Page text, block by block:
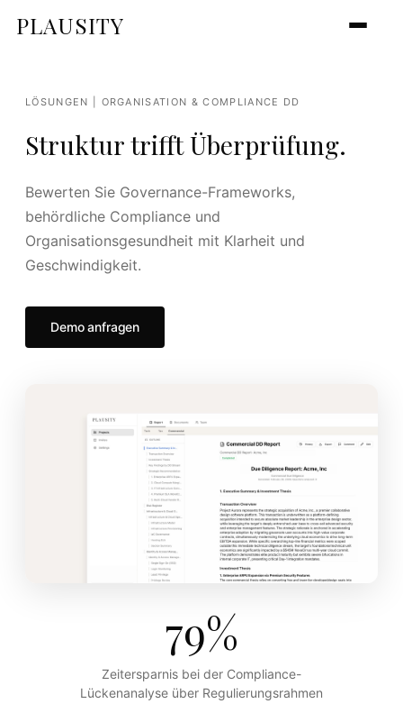
PLAUSITY
LÖSUNGEN | ORGANISATION & COMPLIANCE DD
Struktur trifft Überprüfung.
Bewerten Sie Governance-Frameworks,
behördliche Compliance und
Organisationsgesundheit mit Klarheit und
Geschwindigkeit.
Demo anfragen
79%
Zeitersparnis bei der Compliance-
Lückenanalyse über Regulierungsrahmen